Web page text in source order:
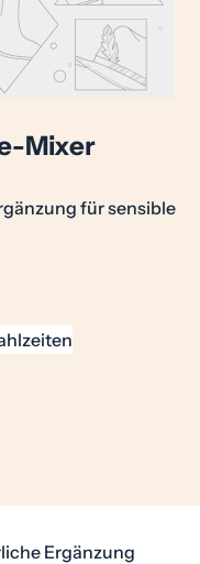
Mixer
für sensible
Ergänzung